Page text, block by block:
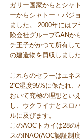
ガリー国家からとシャ
ーからシャトー・パジ
ました。 2000年には
険会社グループGANか
チ王子がかつて所有し
の建造物を買収しました
これらのセラーはユネ
2℃湿度95%に保たれ、
おいて究極の理想とい
し、ウクライナとスロ
ルに及びます。
このAOCトカイは28
スのINAO(AOC認証制